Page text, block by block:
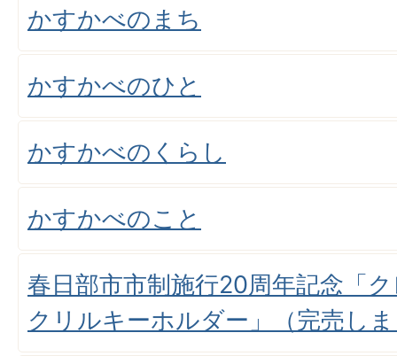
かすかべのまち
かすかべのひと
かすかべのくらし
かすかべのこと
春日部市市制施行20周年記念「
クリルキーホルダー」（完売し